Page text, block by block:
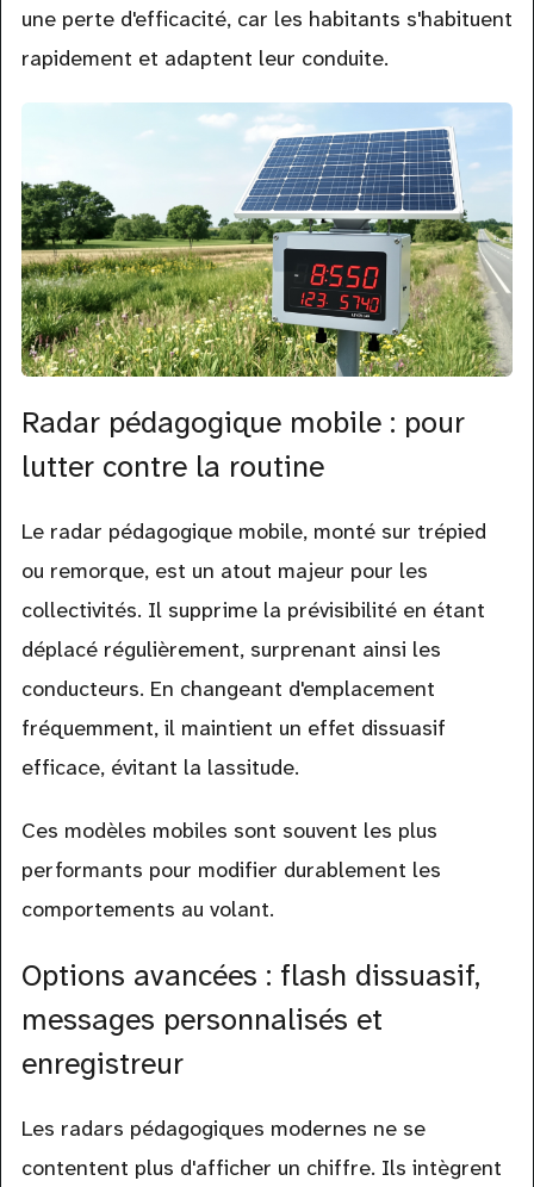
une perte d'efficacité, car les habitants s'habituent
rapidement et adaptent leur conduite.
Radar pédagogique mobile : pour
lutter contre la routine
Le radar pédagogique mobile, monté sur trépied
ou remorque, est un atout majeur pour les
collectivités. Il supprime la prévisibilité en étant
déplacé régulièrement, surprenant ainsi les
conducteurs. En changeant d'emplacement
fréquemment, il maintient un effet dissuasif
efficace, évitant la lassitude.
Ces modèles mobiles sont souvent les plus
performants pour modifier durablement les
comportements au volant.
Options avancées : flash dissuasif,
messages personnalisés et
enregistreur
Les radars pédagogiques modernes ne se
contentent plus d'afficher un chiffre. Ils intègrent